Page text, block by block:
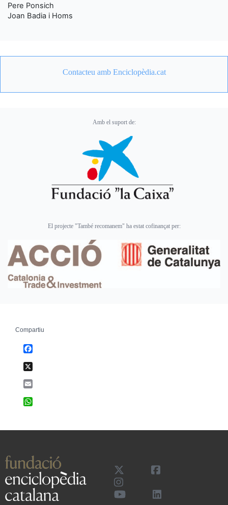
Pere Ponsich
Joan Badia i Homs
Contacteu amb Enciclopèdia.cat
Amb el suport de:
El projecte "També recomanem" ha estat cofinançat per:
Compartiu